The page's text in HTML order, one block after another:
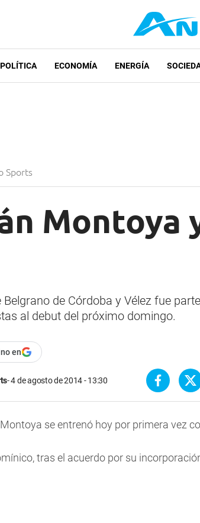
POLÍTICA ECONOMÍA ENERGÍA
Sports
Montoya
Belgrano de Córdoba y Vélez fue
al debut del próximo domingo.
en
4 de agosto de 2014 - 13:30
se entrenó hoy por primera vez
tras el acuerdo por su